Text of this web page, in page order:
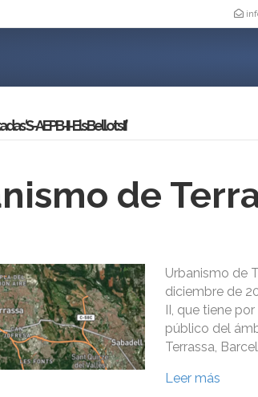
‘S-AEPB-II-Els Bellots II’
de
Urbanismo de
diciembre de
II, que tiene
público del
Terrassa,
Leer más